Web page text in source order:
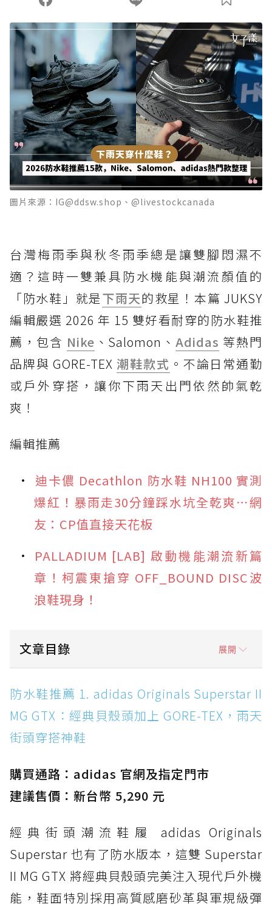
圖片來源：IG@ddsw.shop、@livestockcanada
台灣梅雨季與秋冬雨季總是讓雙腳悶濕不
適？這時一雙兼具防水機能與潮流顏值的
「防水鞋」就是下雨天的救星！本篇 JUKSY
編輯嚴選 2026 年 15 雙好看耐穿的防水鞋推
薦，包含 Nike 、Salomon、Adidas 等熱門
品牌與 GORE-TEX 潮鞋款式 。不論日常通勤
或戶外穿搭，讓你下雨天出門依然帥氣乾
爽！
編輯推薦
迪卡儂 Decathlon 防水鞋 NH100 實測
爆紅！暴雨走30分鐘踩水坑全乾爽⋯網
友：CP值直接天花板
PALLADIUM [LAB] 啟動機能潮流新篇
章！柯震東搶穿 OFF_BOUND DISC波
浪鞋現身！
文章目錄 展開
防水鞋推薦 1. adidas Originals Superstar II
MG GTX：經典貝殼頭加上 GORE-TEX，雨天街
頭穿搭神鞋
防水鞋推薦 2. New Balance Hierro v9 GORE-
防水鞋推薦 3. Nike Dunk Low GORE-TEX：
經典 Dunk 輪廓加上防水科技，雨天穿搭帥度不
打折
防水鞋推薦 4. ASICS TRABUCO 14 GTX：搭
載 GORE-TEX 隱形貼合科技，全方位防水神鞋
防水鞋推薦 5. Salomon XT-6 GORE-TEX：潮
人必備山系鞋王！防滑、防水與街頭顏值一次攻
頂
防水鞋推薦 1. adidas Originals Superstar II
MG GTX：經典貝殼頭加上 GORE-TEX，雨天
街頭穿搭神鞋
購買通路：adidas 官網及指定門市
建議售價：新台幣 5,290 元
經典街頭潮流鞋履 adidas Originals
Superstar 也有了防水版本，這雙 Superstar
II MG GTX 將經典貝殼頭完美注入現代戶外機
能，鞋面特別採用高質感磨砂革與軍規級彈